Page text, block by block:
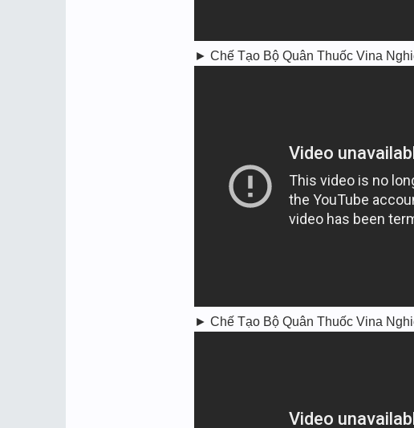
► Chế Tạo Bộ Quân Thuốc Vina
► Chế Tạo Bộ Quân Thuốc Vina